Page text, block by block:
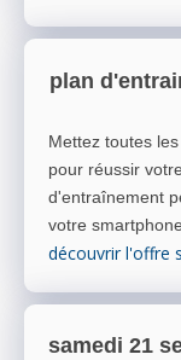
plan
Mettez toutes
pour réussir
d'entraînement
votre smartphone
découvrir l'offre
samedi 21